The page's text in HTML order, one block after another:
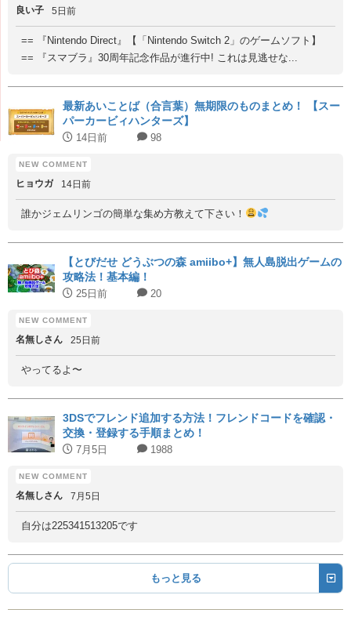
良い子 5日前
== 『Nintendo Direct』【「Nintendo Switch 2」のゲームソフト】
== 『スマブラ』30周年記念作品が進行中! これは見逃せな...
最新あいことば（合言葉）無期限のものまとめ！ 【スー
パーカービィハンターズ】
14日前 98
ヒョウガ 14日前
誰かジェムリンゴの簡単な集め方教えて下さい！
【とびだせ どうぶつの森 amiibo+】無人島脱出ゲームの
攻略法！基本編！
25日前 20
名無しさん 25日前
やってるよ〜
3DSでフレンド追加する方法！フレンドコードを確認・
交換・登録する手順まとめ！
7月5日 1988
名無しさん 7月5日
自分は225341513205です
もっと見る